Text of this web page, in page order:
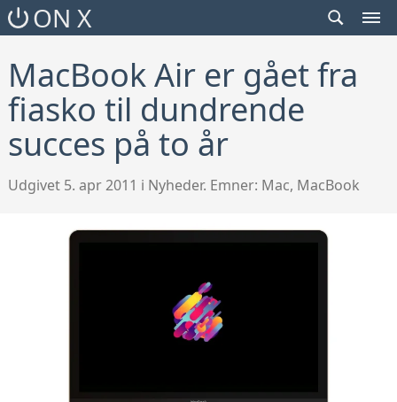
ON X
TOGGLE
MacBook Air er gået fra
fiasko til dundrende
succes på to år
Udgivet 5. apr 2011 i Nyheder. Emner: Mac, MacBook